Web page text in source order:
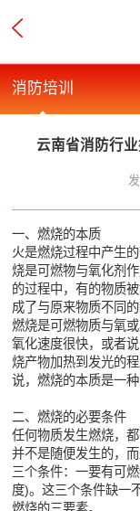
消防培训
云南省消防行
一、燃烧的本质
火是燃烧过程中产生
烧是可燃物与氧化剂
的过程中，有的物质
成了与原来物质不同的
燃烧是可燃物质与氧
氧化速度很快，或者
烧产物加热到发光的
说，燃烧的本质是一
二、燃烧的必要条件
任何物质发生燃烧，
并不是随便发生的，
三个条件：一要有可
度)。这三个条件缺一